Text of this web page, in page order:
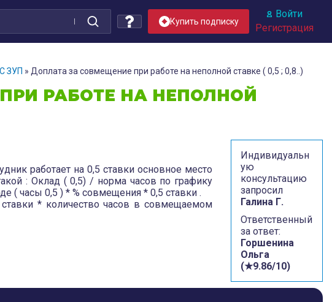
Купить подписку
Войти
Регистрация
ЗУП » Доплата за совмещение при работе на неполной ставке ( 0,5 ; 0,8..)
РАБОТЕ НА НЕПОЛНОЙ
Индивидуальн
ую
консультацию
запросил
Галина Г.
Ответственный
за ответ:
Горшенина
Ольга
(★9.86/10)
работает на 0,5 ставки основное место
: Оклад ( 0,5) / норма часов по графику
( часы 0,5 ) * % совмещения * 0,5 ставки .
* количество часов в совмещаемом